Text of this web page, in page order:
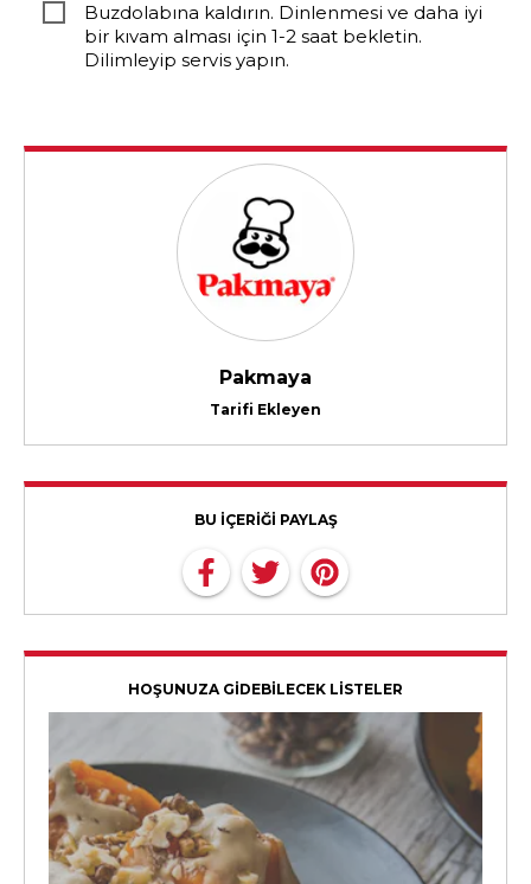
Buzdolabına kaldırın. Dinlenmesi ve daha iyi
bir kıvam alması için 1-2 saat bekletin.
Dilimleyip servis yapın.
Pakmaya
Tarifi Ekleyen
BU İÇERİĞİ PAYLAŞ
HOŞUNUZA GİDEBİLECEK LİSTELER